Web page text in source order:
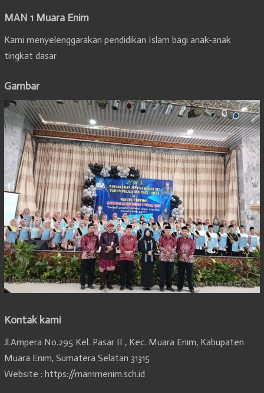
MAN 1 Muara Enim
Kami menyelenggarakan pendidikan Islam bagi anak-anak
tingkat dasar
Gambar
Kontak kami
Jl.Ampera No.295 Kel. Pasar II , Kec. Muara Enim, Kabupaten
Muara Enim, Sumatera Selatan 31315
Website : https://man1menim.sch.id